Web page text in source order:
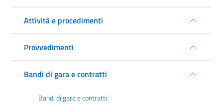
Attività e procedimenti
Provvedimenti
Bandi di gara e contratti
Bandi di gara e contratti